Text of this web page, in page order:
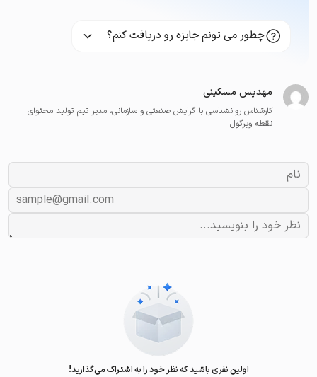
چطور می تونم جایزه رو دریافت کنم؟
مهدیس مسکینی
کارشناس روانشناسی با گرایش صنعتی و سازمانی، مدیر تیم تولید محتوای
نقطه ویرگول
اولین نفری باشید که نظر خود را به اشتراک می‌گذارید!